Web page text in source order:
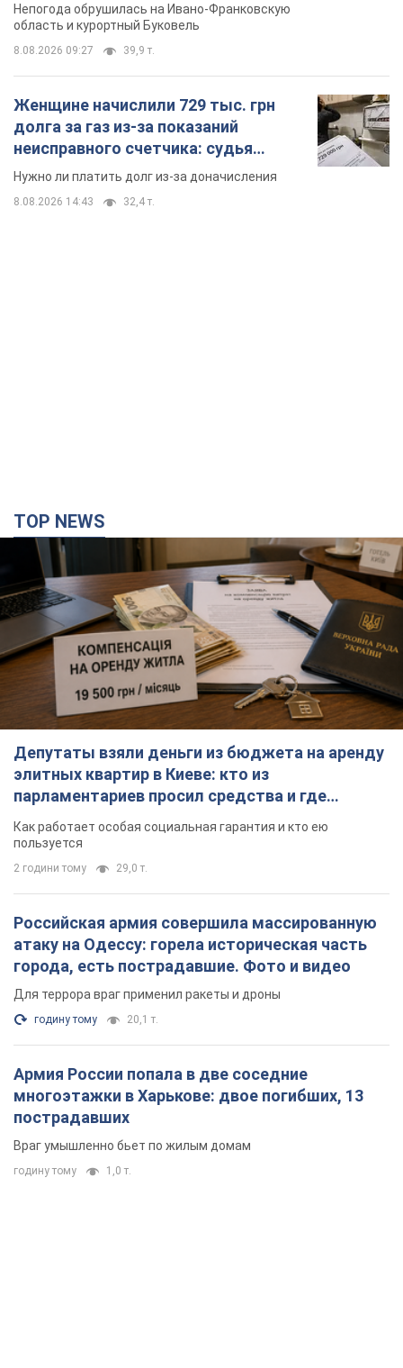
Непогода обрушилась на Ивано-Франковскую
область и курортный Буковель
8.08.2026 09:27 39,9 т.
Женщине начислили 729 тыс. грн
долга за газ из-за показаний
неисправного счетчика: судья
вынес неожиданное решение
Нужно ли платить долг из-за доначисления
8.08.2026 14:43 32,4 т.
TOP NEWS
Депутаты взяли деньги из бюджета на аренду
элитных квартир в Киеве: кто из
парламентариев просил средства и где
поселился
Как работает особая социальная гарантия и кто ею
пользуется
2 години тому 29,0 т.
Российская армия совершила массированную
атаку на Одессу: горела историческая часть
города, есть пострадавшие. Фото и видео
Для террора враг применил ракеты и дроны
годину тому 20,1 т.
Армия России попала в две соседние
многоэтажки в Харькове: двое погибших, 13
пострадавших
Враг умышленно бьет по жилым домам
годину тому 1,0 т.